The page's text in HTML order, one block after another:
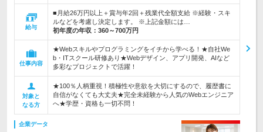
給与
■月給26万円以上＋賞与年2回＋残業代全額支給 ※経験・スキ
ルなどを考慮し決定します。 ※上記金額には…
初年度の年収： 360～700万円
仕事内容
★Webスキルやプログラミングをイチから学べる！★自社We
b・ITスクール研修あり★Webデザイン、アプリ開発、AIなど
多彩なプロジェクトで活躍！
対象と
なる方
★100％人柄重視！積極性や意欲を大切にするので、履歴書に
自信がなくても大丈夫★完全未経験から人気のWebエンジニア
へ★学歴・資格も一切不問！
企業データ